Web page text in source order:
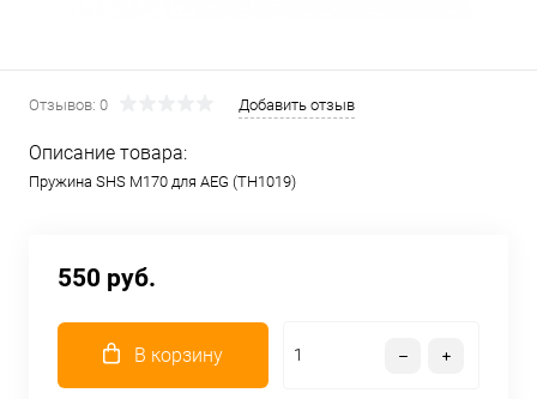
Отзывов: 0 Добавить отзыв
Описание товара:
Пружина SHS М170 для AEG (TH1019)
550 руб.
В корзину